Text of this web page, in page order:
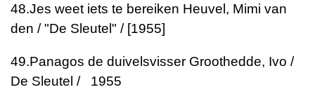
48.Jes weet iets te bereiken Heuvel, Mimi van
den / "De Sleutel" / [1955]
49.Panagos de duivelsvisser Groothedde, Ivo /
De Sleutel / 1955